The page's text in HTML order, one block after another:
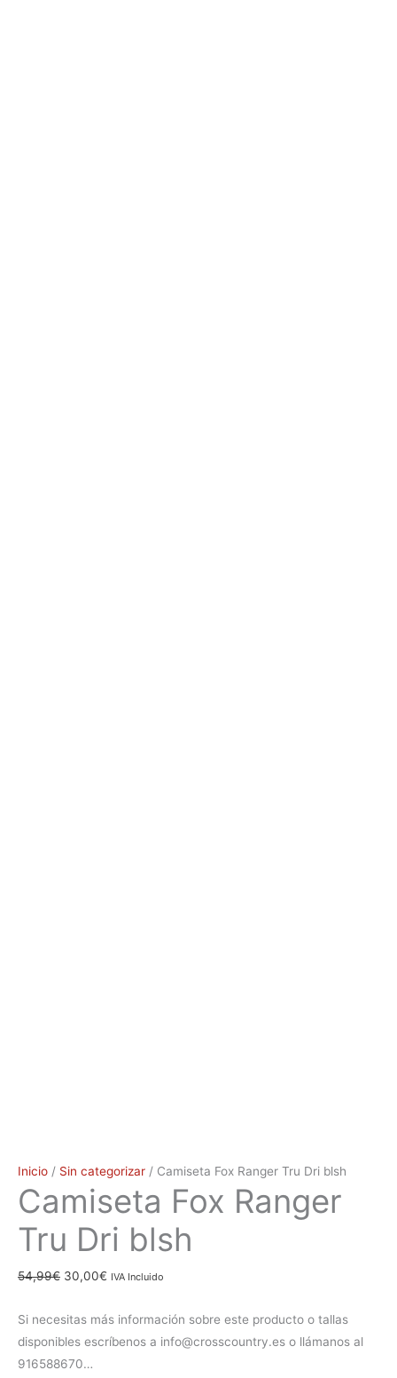
Inicio / Sin categorizar / Camiseta Fox Ranger Tru Dri blsh
Camiseta Fox Ranger
Tru Dri blsh
54,99€ 30,00€ IVA Incluido
Si necesitas más información sobre este producto o tallas
disponibles escríbenos a info@crosscountry.es o llámanos al
916588670…